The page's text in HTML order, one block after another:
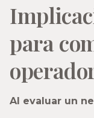
para
Al evaluar un